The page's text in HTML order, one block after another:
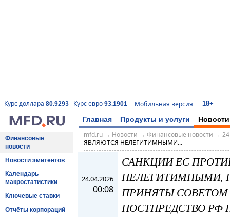
Курс доллара 80.9293 Курс евро 93.1901 Мобильная версия 18+
Главная Продукты и услуги Новости
Финансовые
новости
Новости эмитентов
Календарь
макростатистики
Ключевые ставки
Отчёты корпораций
mfd.ru→ Новости → Финансовые новости →
ЯВЛЯЮТСЯ НЕЛЕГИТИМНЫМИ...
24.04.2026
00:08
САНКЦИИ ЕС
НЕЛЕГИТИМНЫМИ,
ПРИНЯТЫ СОВЕТОМ
ПОСТПРЕДСТВО РФ